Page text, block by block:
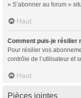
« S’abonner au forum »
Haut
Comment puis-je résilier
Pour résilier vos
contrôle de l’utilisateur et
Haut
Pièces jointes